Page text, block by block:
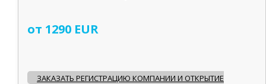
от 1290 EUR
ЗАКАЗАТЬ РЕГИСТРАЦИЮ КОМПАНИИ И ОТКРЫТИЕ